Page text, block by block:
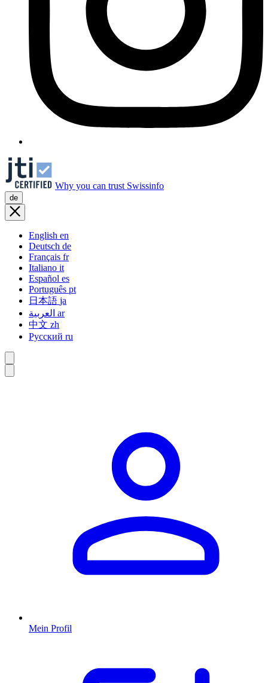
Why you can trust Swissinfo
de
English en
Deutsch de
Français fr
Italiano it
Español es
Português pt
日本語 ja
ar
中文 zh
Русский ru
Mein Profil